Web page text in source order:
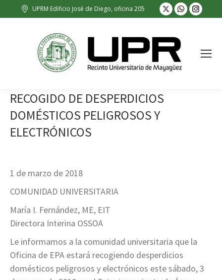
UPRM Edificio José de Diego, oficina 205
X
page
opens
in
new
window
Whatsapp
pagepage
in
new
RECOGIDO DE DESPERDICIOS
DOMÉSTICOS PELIGROSOS Y
ELECTRÓNICOS
1 de marzo de 2018
COMUNIDAD UNIVERSITARIA
María I. Fernández, ME, EIT
Directora Interina OSSOA
Le informamos a la comunidad universitaria que la
Oficina de EPA estará recogiendo desperdicios
domésticos peligrosos y electrónicos este sábado, 3